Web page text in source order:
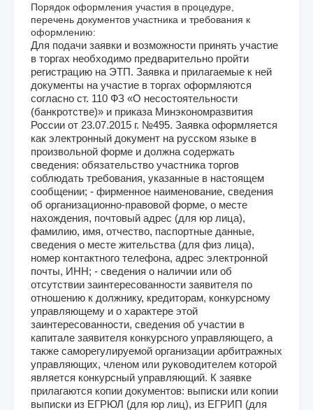
Порядок оформления участия в процедуре,
перечень документов участника и требования к
оформлению:
Для подачи заявки и возможности принять участие
в торгах необходимо предварительно пройти
регистрацию на ЭТП. Заявка и прилагаемые к ней
документы на участие в торгах оформляются
согласно ст. 110 ФЗ «О несостоятельности
(банкротстве)» и приказа Минэкономразвития
России от 23.07.2015 г. №495. Заявка оформляется
как электронный документ на русском языке в
произвольной форме и должна содержать
сведения: обязательство участника торгов
соблюдать требования, указанные в настоящем
сообщении; - фирменное наименование, сведения
об организационно-правовой форме, о месте
нахождения, почтовый адрес (для юр лица),
фамилию, имя, отчество, паспортные данные,
сведения о месте жительства (для физ лица),
номер контактного телефона, адрес электронной
почты, ИНН; - сведения о наличии или об
отсутствии заинтересованности заявителя по
отношению к должнику, кредиторам, конкурсному
управляющему и о характере этой
заинтересованности, сведения об участии в
капитале заявителя конкурсного управляющего, а
также саморегулируемой организации арбитражных
управляющих, членом или руководителем которой
является конкурсный управляющий. К заявке
прилагаются копии документов: выписки или копии
выписки из ЕГРЮЛ (для юр лиц), из ЕГРИП (для